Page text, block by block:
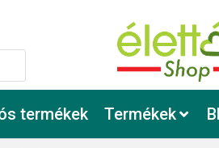
termékek Termékek